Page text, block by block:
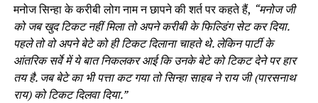
मनोज सिन्हा के करीबी लोग नाम न छापने की शर्त पर कहते हैं, “मनोज जी
को जब खुद टिकट नहीं मिला तो अपने करीबी के फिल्डिंग सेट कर दिया.
पहले तो वो अपने बेटे को ही टिकट दिलाना चाहते थे. लेकिन पार्टी के
आंतरिक सर्वे में ये बात निकलकर आई कि उनके बेटे को टिकट देने पर हार
तय है. जब बेटे का भी पत्ता कट गया तो सिन्हा साहब ने राय जी (पारसनाथ
राय) को टिकट दिलवा दिया.”